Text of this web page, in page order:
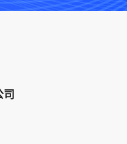
司